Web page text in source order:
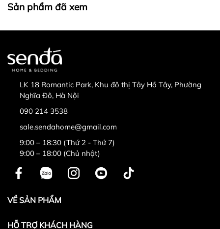
Sản phẩm đã xem
LK 18 Romantic Park, Khu đô thị Tây Hồ Tây, Phường
Nghĩa Đô, Hà Nội
090 214 3538
sale.sendahome@gmail.com
9:00 – 18:30 (Thứ 2 - Thứ 7)
9:00 – 18:00 (Chủ nhật)
VỀ SẢN PHẨM
HỖ TRỢ KHÁCH HÀNG